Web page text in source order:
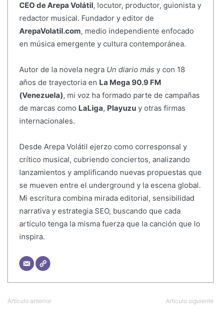
CEO de Arepa Volátil, locutor, productor, guionista y
redactor musical. Fundador y editor de
ArepaVolatil.com, medio independiente enfocado
en música emergente y cultura contemporánea.
Autor de la novela negra Un diario más y con 18
años de trayectoria en La Mega 90.9 FM
(Venezuela), mi voz ha formado parte de campañas
de marcas como LaLiga, Playuzuy otras firmas
internacionales.
Desde Arepa Volátil ejerzo como corresponsal y
crítico musical, cubriendo conciertos, analizando
lanzamientos y amplificando nuevas propuestas que
se mueven entre el underground y la escena global.
Mi escritura combina mirada editorial, sensibilidad
narrativa y estrategia SEO, buscando que cada
artículo tenga la misma fuerza que la canción que lo
inspira.
Artículo anterior Artículo siguiente